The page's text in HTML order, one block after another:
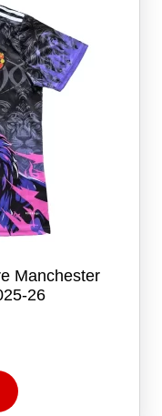
på
produktsiden
Manchester
26
produktet